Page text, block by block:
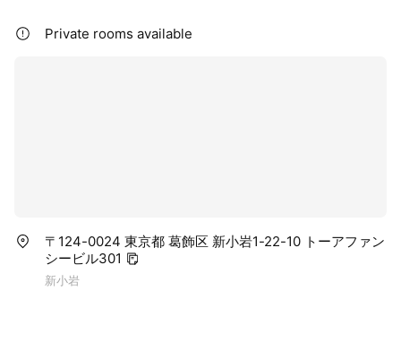
Private rooms available
〒124-0024 東京都 葛飾区 新小岩1-22-10 トーアファン
シービル301
新小岩